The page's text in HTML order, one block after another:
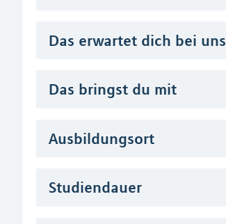
Das erwartet dich bei uns
Das bringst du mit
Ausbildungsort
Studiendauer